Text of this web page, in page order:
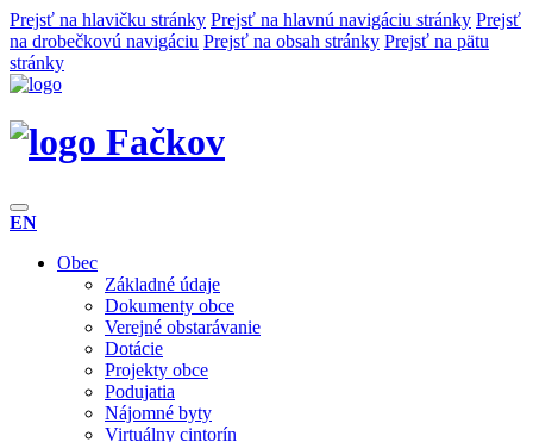
Prejsť na hlavičku stránky Prejsť na hlavnú navigáciu stránky Prejsť
na drobečkovú navigáciu Prejsť na obsah stránky Prejsť na pätu
stránky
Fačkov
EN
Obec
Základné údaje
Dokumenty obce
Verejné obstarávanie
Dotácie
Projekty obce
Podujatia
Nájomné byty
Virtuálny cintorín